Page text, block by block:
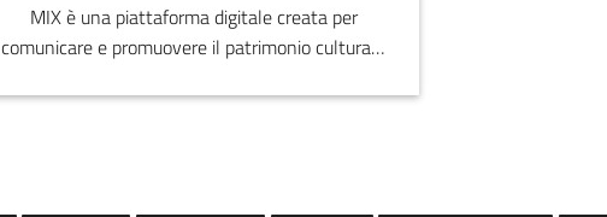
MIX è una piattaforma digitale creata per
comunicare e promuovere il patrimonio culturale